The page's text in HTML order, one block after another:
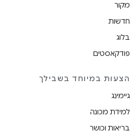
מקור
חדשות
בלוג
פודקאסטים
הצעות במיוחד בשבילך
גיימינג
למידת מכונה
בריאות וכושר